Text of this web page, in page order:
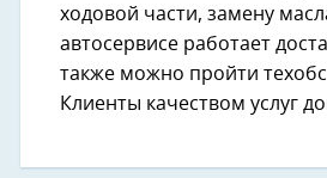
ходовой части, замену
автосервисе работает
также можно пройти
Клиенты качеством услуг